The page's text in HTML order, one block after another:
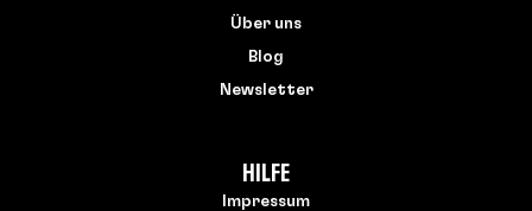
Über uns
Blog
Newsletter
HILFE
Impressum